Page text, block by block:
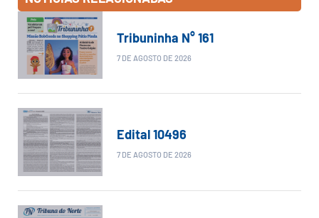
Tribuninha N° 161
7 DE AGOSTO DE 2026
Edital 10496
7 DE AGOSTO DE 2026